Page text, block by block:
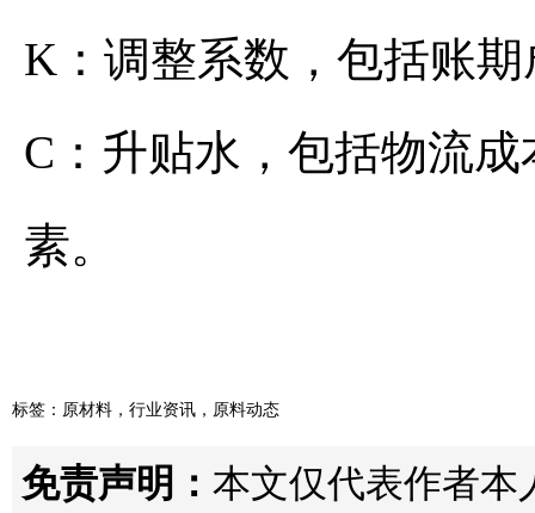
K：调整系数，包括账
C：升贴水，包括物流
素。
标签： 原材料 ， 行业资讯 ， 原料动态
免责声明： 本文仅代表作者本